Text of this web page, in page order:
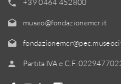
+39 0464 452800
museo@fondazionemcr.it
Partita IVA e C.F.